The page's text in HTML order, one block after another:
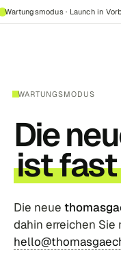
Wartungsmodus · Launch in
WARTUNGSMODUS
Die
ist
Die neue
dahin erreichen Sie